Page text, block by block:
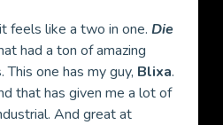
feels like a two in one. Die
had a ton of amazing
one has my guy, Blixa.
that has given me a lot of
And great at